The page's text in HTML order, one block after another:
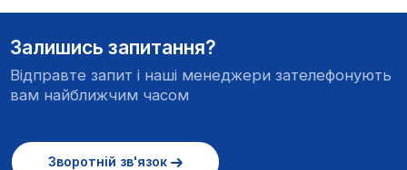
Залишись запитання?
Відправте запит і наші менеджери зателефонують
вам найближчим часом
Зворотній зв'язок